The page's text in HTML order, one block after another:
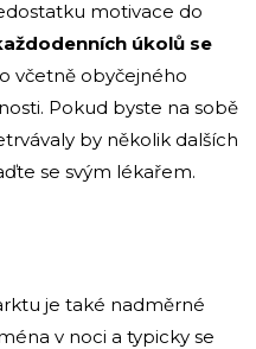
motivace do
úkolů se
včetně obyčejného
Pokud byste na sobě
by několik dalších
se svým lékařem.
je také nadměrné
v noci a typicky se